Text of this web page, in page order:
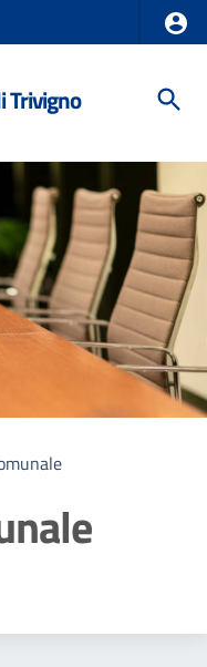
Trivigno